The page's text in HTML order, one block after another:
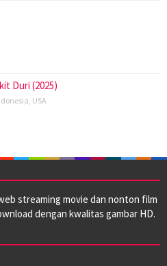
Duri (2025)
USA
streaming movie dan nonton film
dengan kwalitas gambar HD.